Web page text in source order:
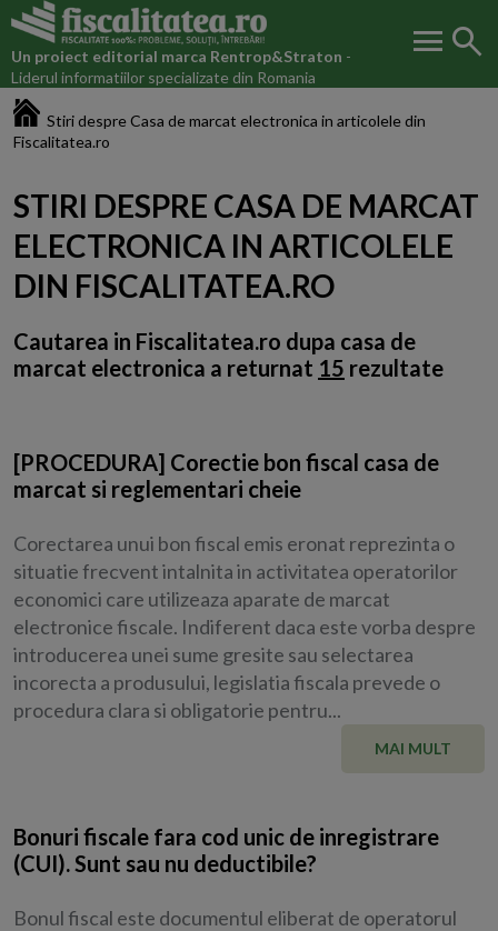
Un proiect editorial marca Rentrop&Straton -
Liderul informatiilor specializate din Romania
menu search
Stiri despre Casa de marcat electronica in articolele din
Fiscalitatea.ro
STIRI DESPRE CASA DE MARCAT
ELECTRONICA IN ARTICOLELE
DIN FISCALITATEA.RO
Cautarea in Fiscalitatea.ro dupa casa de
marcat electronica a returnat 15 rezultate
[PROCEDURA] Corectie bon fiscal casa de
marcat si reglementari cheie
Corectarea unui bon fiscal emis eronat reprezinta o
situatie frecvent intalnita in activitatea operatorilor
economici care utilizeaza aparate de marcat
electronice fiscale. Indiferent daca este vorba despre
introducerea unei sume gresite sau selectarea
incorecta a produsului, legislatia fiscala prevede o
procedura clara si obligatorie pentru...
MAI MULT
Bonuri fiscale fara cod unic de inregistrare
(CUI). Sunt sau nu deductibile?
Bonul fiscal este documentul eliberat de operatorul